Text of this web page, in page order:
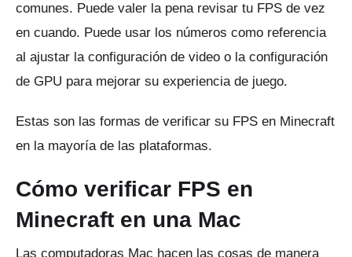
comunes. Puede valer la pena revisar tu FPS de vez
en cuando. Puede usar los números como referencia
al ajustar la configuración de video o la configuración
de GPU para mejorar su experiencia de juego.
Estas son las formas de verificar su FPS en Minecraft
en la mayoría de las plataformas.
Cómo verificar FPS en
Minecraft en una Mac
Las computadoras Mac hacen las cosas de manera